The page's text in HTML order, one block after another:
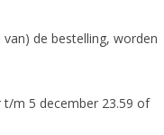
de bestelling, worden
m 5 december 23.59 of